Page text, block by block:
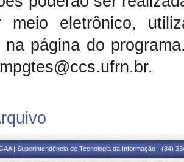
meio eletrônico,
na página do
| Superintendência de Tecnologia da Informação - (84)